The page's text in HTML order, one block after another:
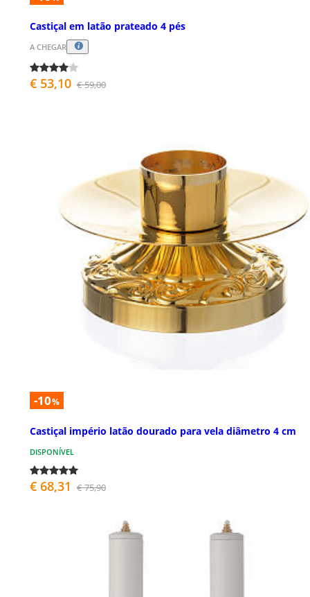
Castiçal em latão prateado 4 pés
A CHEGAR
€ 53,10 € 59,00
-10%
Castiçal império latão dourado para vela diâmetro 4 cm
DISPONÍVEL
€ 68,31 € 75,90